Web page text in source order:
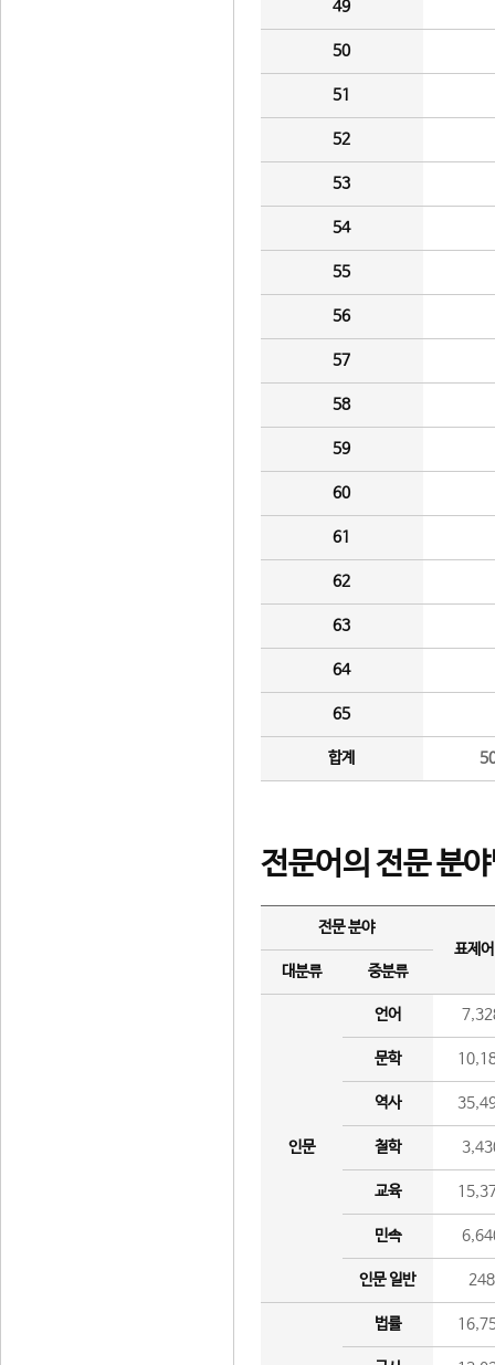
49
50
51
52
53
54
55
56
57
58
59
60
61
62
63
64
65
합계
전문어의 전문 분
전문 분야
표제
대분류
중분류
인문
언어
문학
역사
철학
교육
민속
인문 일반 248
법률